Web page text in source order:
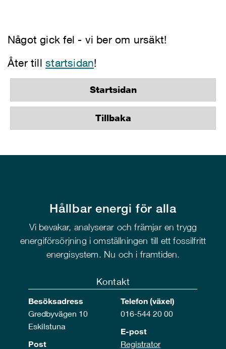
Något gick fel - vi ber om ursäkt!
Åter tillstartsidan!
Startsidan
Tillbaka
Hållbar energi för alla
Vi bevakar, analyserar och främjar en trygg
energiförsörjning i omställningen till ett fossilfritt
energisystem. Nu och i framtiden.
Kontakt
Besöksadress
Gredbyvägen 10
Eskilstuna
Post
Telefon (växel)
016-544 20 00
E-post
Registrator